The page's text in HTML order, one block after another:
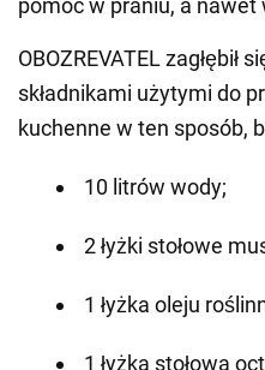
pomóc w praniu, a
OBOZREVATEL
składnikami użytymi do
kuchenne w ten sposób,
10 litrów wody;
2 łyżki stołowe
1 łyżka oleju
1 łyżka stołowa